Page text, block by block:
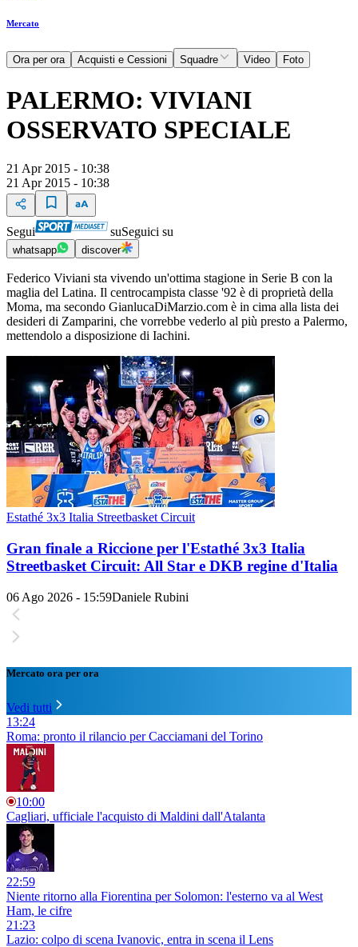
Mercato
Ora per ora Acquisti e Cessioni Squadre Video Foto
PALERMO: VIVIANI
OSSERVATO SPECIALE
21 Apr 2015 - 10:38
21 Apr 2015 - 10:38
Segui suSeguici su
whatsapp discover
Federico Viviani sta vivendo un'ottima stagione in Serie B con la
maglia del Latina. Il centrocampista classe '92 è di proprietà della
Moma, ma secondo GianlucaDiMarzio.com è in cima alla lista dei
desideri di Zamparini, che vorrebbe vederlo al più presto a Palermo,
mettendolo a disposizione di Iachini.
Estathé 3x3 Italia Streetbasket Circuit
Gran finale a Riccione per l'Estathé 3x3 Italia
Streetbasket Circuit: All Star e DKB regine d'Italia
06 Ago 2026 - 15:59Daniele Rubini
Mercato ora per ora
Vedi tutti
13:24
Roma: pronto il rilancio per Cacciamani del Torino
10:00
Cagliari, ufficiale l'acquisto di Maldini dall'Atalanta
22:59
Niente ritorno alla Fiorentina per Solomon: l'esterno va al West
Ham, le cifre
21:23
Lazio: colpo di scena Ivanovic, entra in scena il Lens